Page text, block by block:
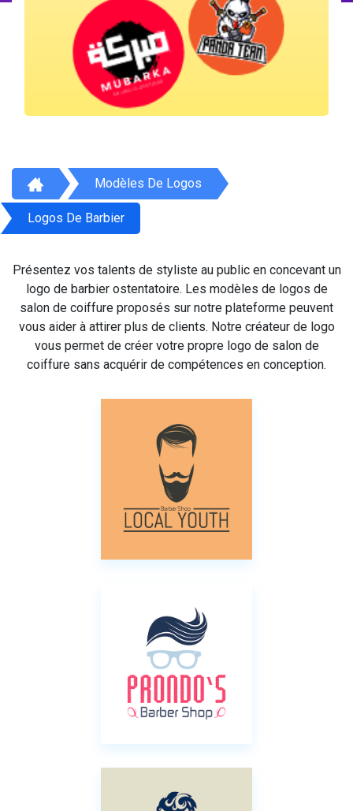
Modèles De Logos
Logos De Barbier
Présentez vos talents de styliste au public en concevant un
logo de barbier ostentatoire. Les modèles de logos de
salon de coiffure proposés sur notre plateforme peuvent
vous aider à attirer plus de clients. Notre créateur de logo
vous permet de créer votre propre logo de salon de
coiffure sans acquérir de compétences en conception.